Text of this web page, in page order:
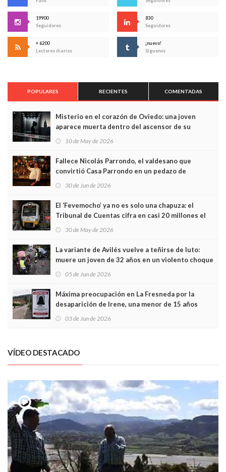
19900
Seguidores
830
Seguidores
+ 6200
Lectores diarios
¡nuevo!
Síguenos
POPULARES RECIENTES COMENTADAS
Misterio en el corazón de Oviedo: una joven
aparece muerta dentro del ascensor de su
edificio y las cámaras captan sus últimos minutos
10 de May de 2026
Fallece Nicolás Parrondo, el valdesano que
convirtió Casa Parrondo en un pedazo de
Asturias en Madrid
30 de Jun de 2026
El ‘Fevemocho’ ya no es solo una chapuza: el
Tribunal de Cuentas cifra en casi 20 millones el
sobrecoste de los trenes que no cabían por los
30 de May de 2026
La variante de Avilés vuelve a teñirse de luto:
muere un joven de 32 años en un violento choque
frontal
05 de Jun de 2026
Máxima preocupación en La Fresneda por la
desaparición de Irene, una menor de 15 años
03 de Jun de 2026
VÍDEO DESTACADO